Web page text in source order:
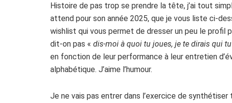
Histoire de pas trop se prendre la tête, j’ai tout
attend pour son année 2025, que je vous liste ci-
wishlist qui vous permet de dresser un peu le profil
dit-on pas « dis-moi à quoi tu joues, je te dirais qui tu
en fonction de leur performance à leur entretien
alphabétique. J’aime l’humour.
Je ne vais pas entrer dans l’exercice de synthétiser